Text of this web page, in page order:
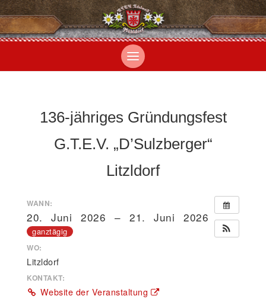
136-jähriges Gründungsfest
G.T.E.V. „D’Sulzberger“
Litzldorf
WANN:
20. Juni 2026 – 21. Juni 2026
ganztägig
WO:
Litzldorf
KONTAKT:
Website der Veranstaltung